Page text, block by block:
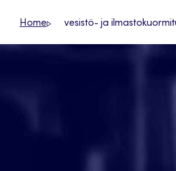
Home vesistö- ja